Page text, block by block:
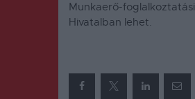
Munkaerő-foglalkoztatási
Hivatalban lehet.